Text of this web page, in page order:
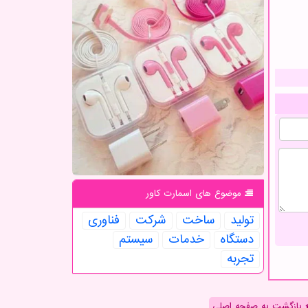
موضوع های اسمارت كاور
تولید ساخت شركت
فناوری
دستگاه
خدمات
سیستم
تجربه